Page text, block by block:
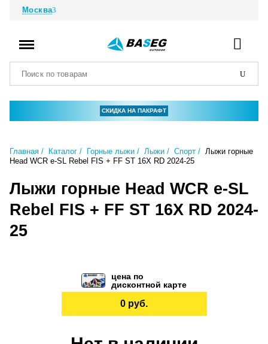
Москва
СКИДКА НА ПАКРАФТ
Главная Каталог Горные лыжи Лыжи Спорт
Лыжи горные
Head WCR e-SL Rebel FIS + FF ST 16X RD 2024-25
Лыжи горные Head WCR e-SL
Rebel FIS + FF ST 16X RD 2024-
25
цена по
дисконтной карте
0 руб.